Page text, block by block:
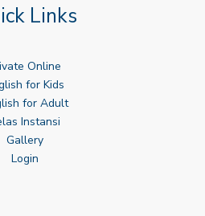
Links
Online
for Kids
for Adult
Instansi
Gallery
Login